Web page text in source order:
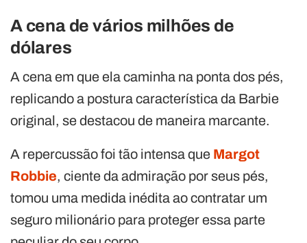
A cena de vários milhões de
dólares
A cena em que ela caminha na ponta dos pés,
replicando a postura característica da Barbie
original, se destacou de maneira marcante.
A repercussão foi tão intensa que Margot
Robbie, ciente da admiração por seus pés,
tomou uma medida inédita ao contratar um
seguro milionário para proteger essa parte